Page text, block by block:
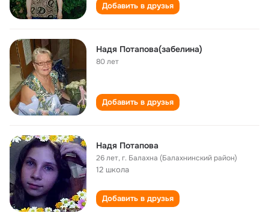
Добавить в друзья
Надя Потапова(забелина)
80 лет
Добавить в друзья
Надя Потапова
26 лет,г. Балахна (Балахнинский район)
12 школа
Добавить в друзья